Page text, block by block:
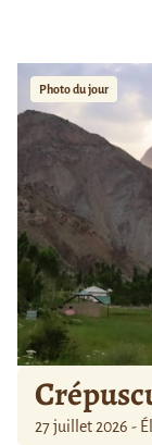
Photo du jour
27 juillet 2026 -